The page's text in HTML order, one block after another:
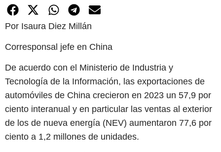
Por Isaura Diez Millán
Corresponsal jefe en China
De acuerdo con el Ministerio de Industria y
Tecnología de la Información, las exportaciones de
automóviles de China crecieron en 2023 un 57,9 por
ciento interanual y en particular las ventas al exterior
de los de nueva energía (NEV) aumentaron 77,6 por
ciento a 1,2 millones de unidades.